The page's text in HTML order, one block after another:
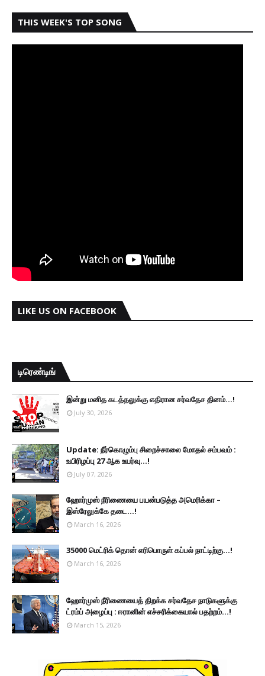
THIS WEEK'S TOP SONG
LIKE US ON FACEBOOK
டிரெண்டிங்
இன்று மனித கடத்தலுக்கு எதிரான சர்வதேச தினம்...!
July 30, 2026
Update: நீர்கொழும்பு சிறைச்சாலை மோதல் சம்பவம் :
உயிரிழப்பு 27 ஆக உயர்வு...!
July 07, 2026
ஹோர்முஸ் நீரிணையை பயன்படுத்த அமெரிக்கா –
இஸ்ரேலுக்கே தடை...!
March 16, 2026
35000 மெட்ரிக் தொன் எரிபொருள் கப்பல் நாட்டிற்கு...!
March 16, 2026
ஹோர்முஸ் நீரிணையைத் திறக்க சர்வதேச நாடுகளுக்கு
ட்ரம்ப் அழைப்பு : ஈரானின் எச்சரிக்கையால் பதற்றம்...!
March 15, 2026